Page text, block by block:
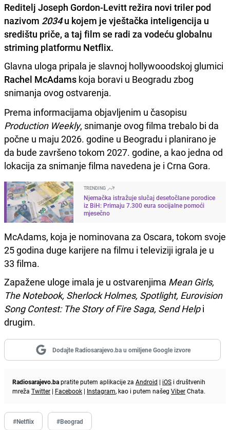
Reditelj Joseph Gordon-Levitt režira novi triler pod
nazivom 2034u kojem je vještačka inteligencija u
središtu priče, a taj film se radi za vodeću globalnu
striming platformu Netflix.
Glavna uloga pripala je slavnoj hollywooodskoj glumici
Rachel McAdams koja boravi u Beogradu zbog
snimanja ovog ostvarenja.
Prema informacijama objavljenim u časopisu
Production Weekly, snimanje ovog filma trebalo bi da
počne u maju 2026. godine u Beogradu i planirano je
da bude završeno tokom 2027. godine, a kao jedna od
lokacija za snimanje filma navedena je i Crna Gora.
TRENDING
Njemačka istražuje slučaj desetočlane porodice
iz BiH: Primaju 7.300 eura socijalne pomoći
mjesečno
McAdams, koja je nominovana za Oscara, tokom svoje
25 godina duge karijere na filmu i televiziji igrala je u
33 filma.
Zapažene uloge imala je u ostvarenjima Mean Girls,
The Notebook, Sherlock Holmes, Spotlight, Eurovision
Song Contest: The Story of Fire Saga, Send Helpi
drugim.
Dodajte Radiosarajevo.ba u omiljene Google izvore
Radiosarajevo.bapratite putem aplikacije za Android | iOS i društvenih
mreža Twitter | Facebook | Instagram, kao i putem našeg ViberChata.
#Netflix #Beograd